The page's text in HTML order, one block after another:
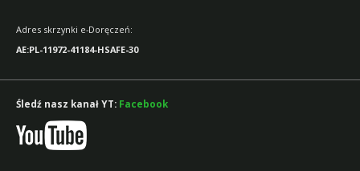
Adres skrzynki e-Doręczeń:
AE:PL-11972-41184-HSAFE-30
Śledź nasz kanał YT: Facebook